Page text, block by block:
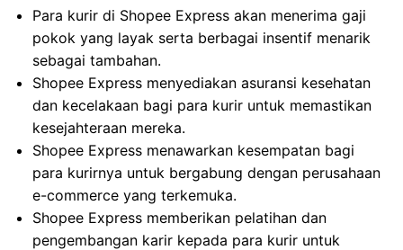
Para kurir di Shopee Express akan menerima gaji
pokok yang layak serta berbagai insentif menarik
sebagai tambahan.
Shopee Express menyediakan asuransi kesehatan
dan kecelakaan bagi para kurir untuk memastikan
kesejahteraan mereka.
Shopee Express menawarkan kesempatan bagi
para kurirnya untuk bergabung dengan perusahaan
e-commerce yang terkemuka.
Shopee Express memberikan pelatihan dan
pengembangan karir kepada para kurir untuk